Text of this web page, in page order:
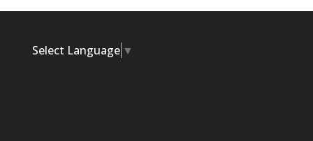
Select Language ▼